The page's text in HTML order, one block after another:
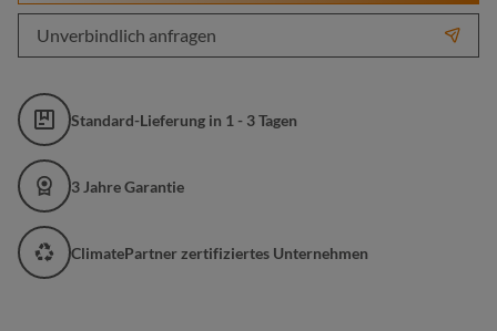
Unverbindlich anfragen
Standard-Lieferung in 1 - 3 Tagen
3 Jahre Garantie
ClimatePartner zertifiziertes Unternehmen